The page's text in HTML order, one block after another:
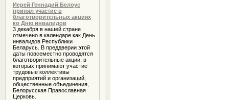
Иерей Геннадий Белоус
принял участие в
благотворительных акциях
ко Дню инвалидов
3 декабря в нашей стране
отмечено в календаре как День
инвалидов Республики
Беларусь. В преддверии этой
даты повсеместно проводятся
благотворительные акции, в
которых принимают участие
трудовые коллективы
предприятий и организаций,
общественные объединения,
Белорусская Православная
Церковь.